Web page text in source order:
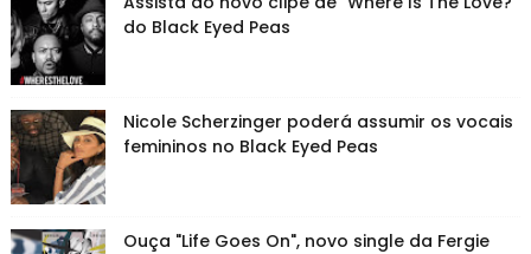
do Black Eyed Peas
Nicole Scherzinger poderá assumir os vocais
femininos no Black Eyed Peas
Ouça "Life Goes On", novo single da Fergie